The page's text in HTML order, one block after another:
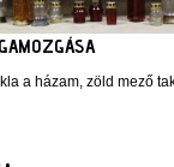
a házam, zöld mező